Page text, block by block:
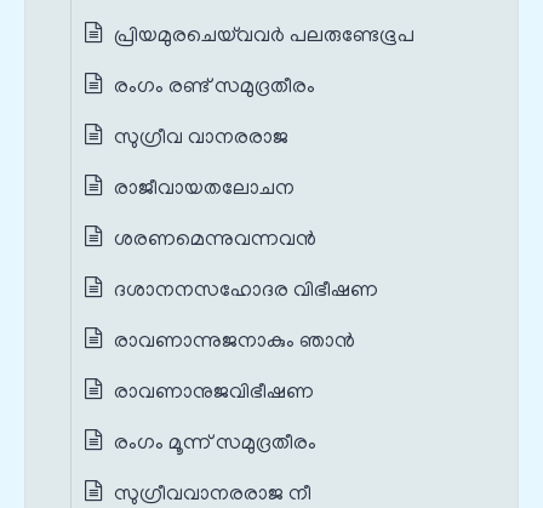
പ്രിയമുരചെയ്‌വവർ പലരുണ്ടേഭൂപ
രംഗം രണ്ട് സമുദ്രതീരം
സുഗ്രീവ വാനരരാജ
രാജീവായതലോചന
ശരണമെന്നുവന്നവൻ
ദശാനനസഹോദര വിഭീഷണ
രാവണാന്നുജനാകും ഞാൻ
രാവണാനുജവിഭീഷണ
രംഗം മൂന്ന് സമുദ്രതീരം
സുഗ്രീവവാനരരാജ നീ